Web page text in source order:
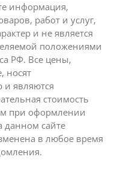
информация,
работ и услуг,
и не является
положениями
РФ. Все цены,
носят
являются
стоимость
при оформлении
данном сайте
в любое время